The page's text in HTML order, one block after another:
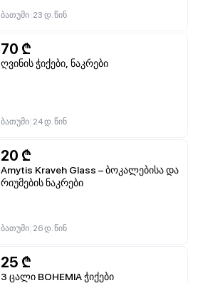
ბათუმი 23 დ. წინ
70 ₾
ღვინის ჭიქები, ნაკრები
ბათუმი 24 დ. წინ
20 ₾
Amytis Kraveh Glass – ბოკალებისა და
რიუმების ნაკრები
ბათუმი 26 დ. წინ
25 ₾
3 ცალი BOHEMIA ჭიქები